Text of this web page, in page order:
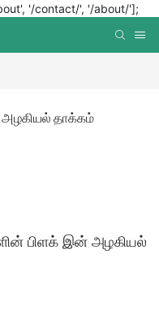
'/contact/', '/about/'];
அழகியல் தாக்கம்
பிளக் இன் அழகியல்